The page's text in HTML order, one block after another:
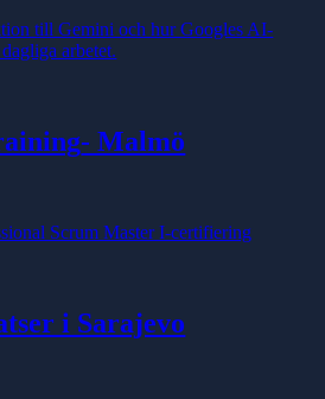
till Gemini och hur Googles AI-
arbetet.
- Malmö
Scrum Master I-certifiering
i Sarajevo